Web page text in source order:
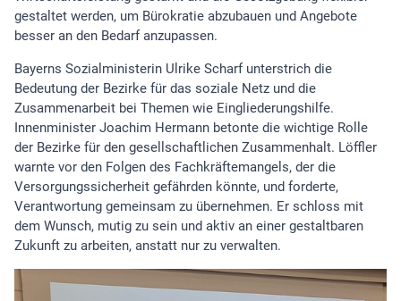
gestaltet werden, um Bürokratie abzubauen und Angebote
besser an den Bedarf anzupassen.
Bayerns Sozialministerin Ulrike Scharf unterstrich die
Bedeutung der Bezirke für das soziale Netz und die
Zusammenarbeit bei Themen wie Eingliederungshilfe.
Innenminister Joachim Hermann betonte die wichtige Rolle
der Bezirke für den gesellschaftlichen Zusammenhalt. Löffler
warnte vor den Folgen des Fachkräftemangels, der die
Versorgungssicherheit gefährden könnte, und forderte,
Verantwortung gemeinsam zu übernehmen. Er schloss mit
dem Wunsch, mutig zu sein und aktiv an einer gestaltbaren
Zukunft zu arbeiten, anstatt nur zu verwalten.